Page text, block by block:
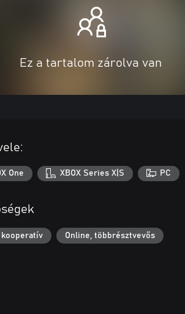
Ez a tartalom zárolva van
One XBOX Series X|S PC
kooperatív Online, többrésztvevős